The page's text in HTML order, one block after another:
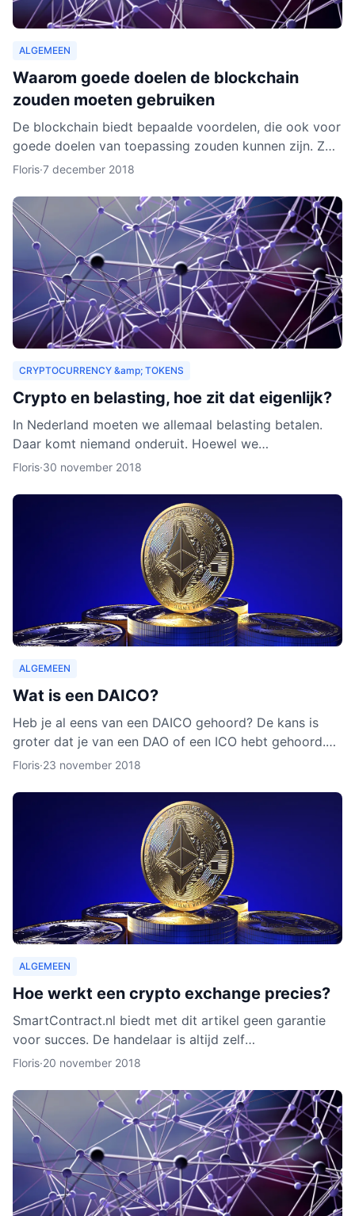
ALGEMEEN
Waarom goede doelen de blockchain
zouden moeten gebruiken
De blockchain biedt bepaalde voordelen, die ook voor
goede doelen van toepassing zouden kunnen zijn. Zo
zouden organisaties ook een heel nieuw publiek
Floris·7 december 2018
CRYPTOCURRENCY &amp; TOKENS
Crypto en belasting, hoe zit dat eigenlijk?
In Nederland moeten we allemaal belasting betalen.
Daar komt niemand onderuit. Hoewel we
cryptocurrency vaak zien als virtueel geld, is het toch
Floris·30 november 2018
ALGEMEEN
Wat is een DAICO?
Heb je al eens van een DAICO gehoord? De kans is
groter dat je van een DAO of een ICO hebt gehoord.
Hoewel het concept van DAICO nog nooit is ingezet,
Floris·23 november 2018
ALGEMEEN
Hoe werkt een crypto exchange precies?
SmartContract.nl biedt met dit artikel geen garantie
voor succes. De handelaar is altijd zelf
verantwoordelijk voor zijn of haar munten. Het is
Floris·20 november 2018